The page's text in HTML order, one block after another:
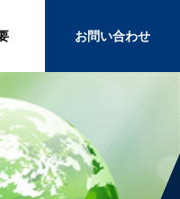
お問い合わせ